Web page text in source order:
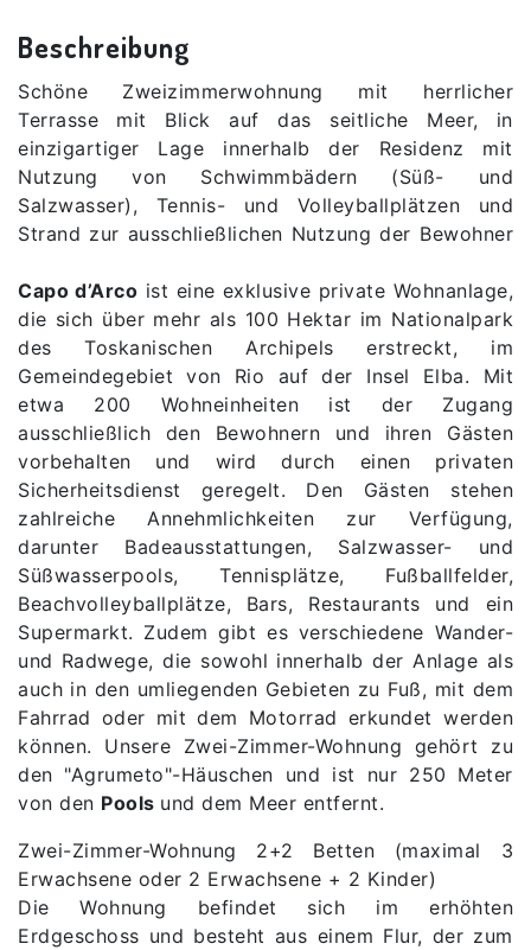
Beschreibung
Schöne Zweizimmerwohnung mit herrlicher
Terrasse mit Blick auf das seitliche Meer, in
einzigartiger Lage innerhalb der Residenz mit
Nutzung von Schwimmbädern (Süß- und
Salzwasser), Tennis- und Volleyballplätzen und
Strand zur ausschließlichen Nutzung der Bewohner
Capo d’Arco ist eine exklusive private Wohnanlage,
die sich über mehr als 100 Hektar im Nationalpark
des Toskanischen Archipels erstreckt, im
Gemeindegebiet von Rio auf der Insel Elba. Mit
etwa 200 Wohneinheiten ist der Zugang
ausschließlich den Bewohnern und ihren Gästen
vorbehalten und wird durch einen privaten
Sicherheitsdienst geregelt. Den Gästen stehen
zahlreiche Annehmlichkeiten zur Verfügung,
darunter Badeausstattungen, Salzwasser- und
Süßwasserpools, Tennisplätze, Fußballfelder,
Beachvolleyballplätze, Bars, Restaurants und ein
Supermarkt. Zudem gibt es verschiedene Wander-
und Radwege, die sowohl innerhalb der Anlage als
auch in den umliegenden Gebieten zu Fuß, mit dem
Fahrrad oder mit dem Motorrad erkundet werden
können. Unsere Zwei-Zimmer-Wohnung gehört zu
den "Agrumeto"-Häuschen und ist nur 250 Meter
von den Pools und dem Meer entfernt.
Zwei-Zimmer-Wohnung 2+2 Betten (maximal 3
Erwachsene oder 2 Erwachsene + 2 Kinder)
Die Wohnung befindet sich im erhöhten
Erdgeschoss und besteht aus einem Flur, der zum